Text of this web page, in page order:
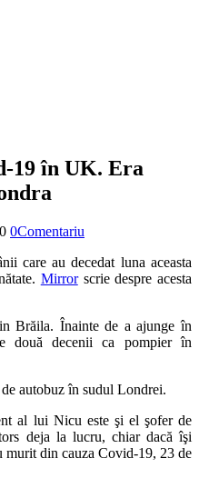
19 în UK. Era
0Comentariu
care au decedat luna aceasta
Mirrorscrie despre acesta
Brăila. Înainte de a ajunge în
două decenii ca pompier în
autobuz în sudul Londrei.
al lui Nicu este şi el şofer de
deja la lucru, chiar dacă îşi
murit din cauza Covid-19, 23 de